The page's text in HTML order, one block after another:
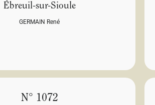
Ébreuil-sur-Sioule
GERMAIN René
N° 1072